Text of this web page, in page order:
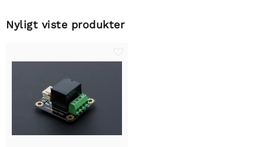
Nyligt viste produkter